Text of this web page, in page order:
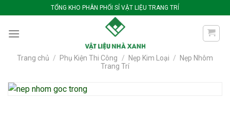
qua
nội
TỔNG KHO PHÂN PHỐI SỈ VẬT LIỆU TRANG TRÍ
Trang chủ / Phụ Kiện Thi Công / Nẹp Kim Loại /
Nẹp Nhôm
Trang Trí